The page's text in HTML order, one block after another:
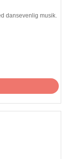
dansevenlig musik.